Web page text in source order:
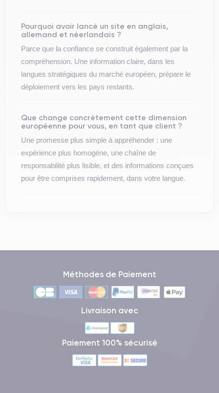
Pourquoi avoir lancé un site en anglais,
allemand et néerlandais ?
Parce que la confiance se construit également par la
compréhension. Une information claire, dans les
langues stratégiques du marché européen, prépare le
déploiement vers les pays restants.
Que change concrètement cette dimension
européenne pour vous, en tant que client ?
Une promesse plus simple à appréhender : une
expérience plus homogène, une chaîne de
responsabilité plus lisible, et des informations conçues
pour être comprises rapidement, dans votre langue.
Méthodes de Paiement
Livraison avec
Paiement 100% sécurisé